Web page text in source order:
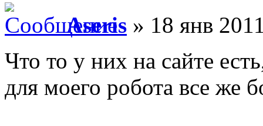
Aseris » 18 янв
Что то у них на сайте
для моего робота все же